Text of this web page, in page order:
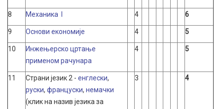
8 Mеханика I 4 6
9 Основи економије 4 5
10
Инжењерско цртање
применом рачунара
4 5
11 Страни језик 2 - енглески,
руски, француски, немачки
(клик на назив језика за
3 4